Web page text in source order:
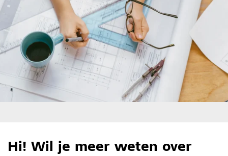
Hi! Wil je meer weten over